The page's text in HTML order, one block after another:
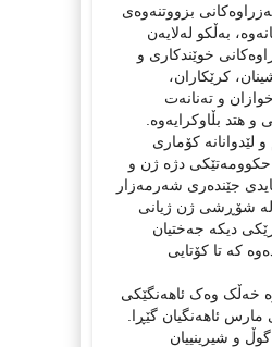
بزووتنەوەی
بەڵکو لەلایەن
خوێندکاری و
کرێکاران،
و تەنانەت
و هتد بڵاوکرایەوە.
لێدوانانە کۆماری
حکوومەتێکی دژە ژن و
جێندەری شەرمەزار
لە شۆڕشی ژن ژیانی
دیکە جەختیان
کە تا کۆتایی
خەڵک وەک ئاهەنگێکی
٨ی مارس ئاهەنگیان گێڕا.
و شیرینییان